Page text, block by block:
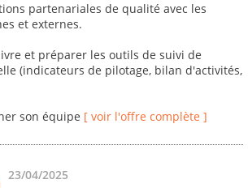
partenariales de qualité avec les
et externes.
et préparer les outils de suivi de
(indicateurs de pilotage, bilan d'activités,
son équipe [ voir l'offre complète ]
23/04/2025